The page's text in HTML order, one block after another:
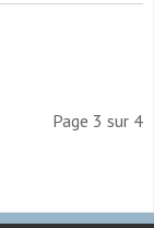
Page 3 sur 4